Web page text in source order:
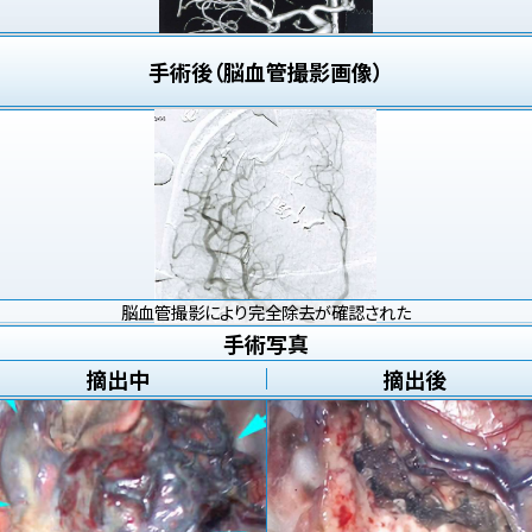
手術後（脳血管撮影画像）
脳血管撮影により完全除去が確認された
手術写真
摘出中
摘出後